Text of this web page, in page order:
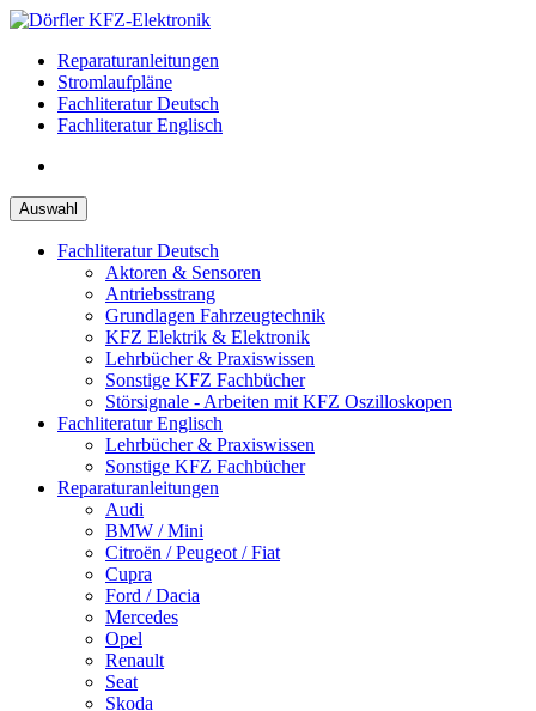
Zum
springenReparaturanleitungen
Stromlaufpläne
Fachliteratur Deutsch
Fachliteratur Englisch
Auswahl
Fachliteratur Deutsch
Aktoren & Sensoren
Antriebsstrang
Grundlagen Fahrzeugtechnik
KFZ Elektrik & Elektronik
Lehrbücher & Praxiswissen
Sonstige KFZ Fachbücher
Störsignale - Arbeiten mit KFZ Oszilloskopen
Fachliteratur Englisch
Lehrbücher & Praxiswissen
Sonstige KFZ Fachbücher
Reparaturanleitungen
Audi
BMW / Mini
Citroën / Peugeot / Fiat
Cupra
Ford / Dacia
Mercedes
Opel
Renault
Seat
Skoda